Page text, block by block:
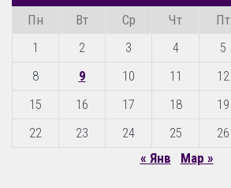
Пн
Вт Ср Чт Пт
1
2 3 4 5
8
9 10 11 12
15
16 17 18 19
22
23 24 25 26
« Янв
Мар »